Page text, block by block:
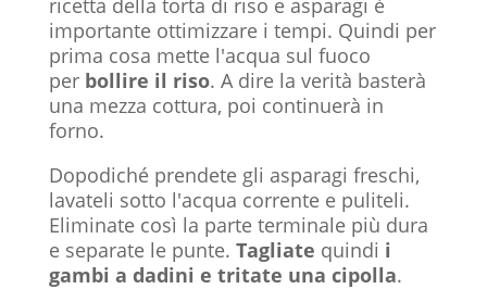
ricetta della torta di riso e asparagi è
importante ottimizzare i tempi. Quindi per
prima cosa mette l'acqua sul fuoco
per bollire il riso. A dire la verità basterà
una mezza cottura, poi continuerà in
forno.
Dopodiché prendete gli asparagi freschi,
lavateli sotto l'acqua corrente e puliteli.
Eliminate così la parte terminale più dura
e separate le punte. Tagliate quindi i
gambi a dadini e tritate una cipolla.